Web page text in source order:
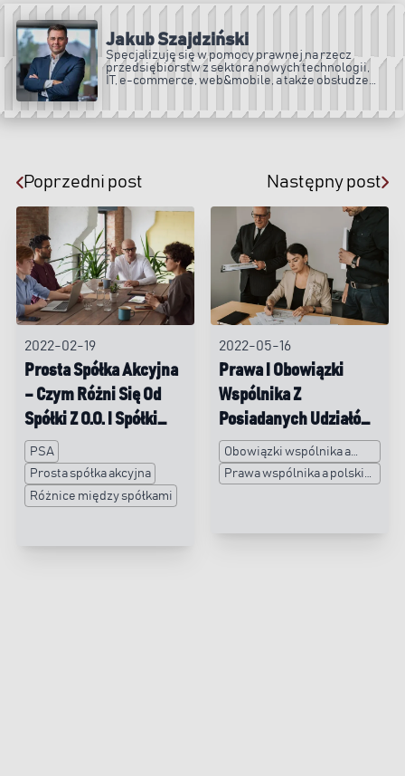
Jakub Szajdziński
Specjalizuję się w pomocy prawnej na rzecz
przedsiębiorstw z sektora nowych technologii,
IT, e-commerce, web&mobile, a także obsłudze
Poprzedni post
2022-02-19
Prosta Spółka Akcyjna
– Czym Różni Się Od
Spółki Z O.o. I Spółki
Akcyjnej?
PSA
Prosta spółka akcyjna
Różnice między spółkami
Następny post
2022-05-16
Prawa I Obowiązki
Wspólnika Z
Posiadanych Udziałów
– Recepta Na „Polski
Ład”?
Obowiązki wspólnika a
polski ład
Prawa wspólnika a polski